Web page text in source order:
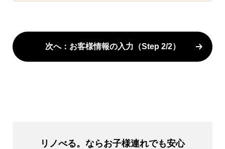
次へ：お客様情報の入力（Step 2/2）
リノべる。ならお子様連れでも安心